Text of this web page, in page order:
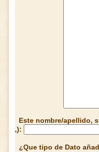
Este nombre/apellido,
,):
¿Que tipo de Dato